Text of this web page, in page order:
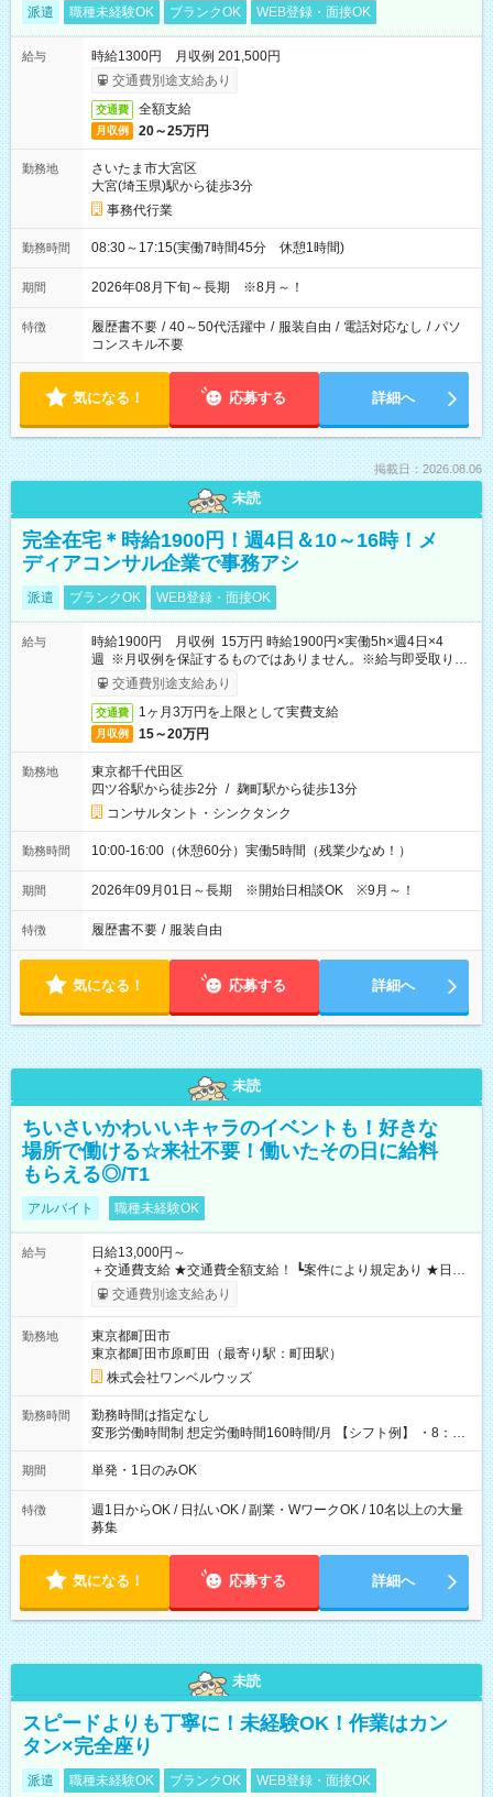
派遣 職種未経験OK ブランクOK WEB登録・面接OK
給与
時給1300円 月収例 201,500円
交通費別途支給あり
交通費 全額支給
月収例 20～25万円
勤務地
さいたま市大宮区
大宮(埼玉県)駅から徒歩3分
事務代行業
勤務時間 08:30～17:15(実働7時間45分 休憩1時間)
期間 2026年08月下旬～長期 ※8月～！
特徴 履歴書不要 / 40～50代活躍中 / 服装自由 / 電話対応なし / パソ
コンスキル不要
気になる！ 応募する 詳細へ
掲載日：2026.08.06
未読
完全在宅＊時給1900円！週4日＆10～16時！メ
ディアコンサル企業で事務アシ
派遣 ブランクOK WEB登録・面接OK
給与
時給1900円 月収例 15万円 時給1900円×実働5h×週4日×4
週 ※月収例を保証するものではありません。※給与即受取りサ
ービス利用可（利用条件有）
交通費別途支給あり
交通費 1ヶ月3万円を上限として実費支給
月収例 15～20万円
勤務地
東京都千代田区
四ツ谷駅から徒歩2分 / 麹町駅から徒歩13分
コンサルタント・シンクタンク
勤務時間 10:00-16:00（休憩60分）実働5時間（残業少なめ！）
期間 2026年09月01日～長期 ※開始日相談OK ※9月～！
特徴 履歴書不要 / 服装自由
気になる！ 応募する 詳細へ
未読
ちいさいかわいいキャラのイベントも！好きな
場所で働ける☆来社不要！働いたその日に給料
もらえる◎/T1
アルバイト 職種未経験OK
給与
日給13,000円～
＋交通費支給 ★交通費全額支給！ ┗案件により規定あり ★日払
いOK！（規定あり） ┗働いたその日に現金GET♪ お仕事後はコ
ンビニATMから 日払い分を引き落とせます！ 【試用期間】試
交通費別途支給あり
勤務地
東京都町田市
東京都町田市原町田（最寄り駅：町田駅）
株式会社ワンベルウッズ
勤務時間
勤務時間は指定なし
変形労働時間制 想定労働時間160時間/月 【シフト例】 ・8：00
～21：00
期間 単発・1日のみOK
特徴
週1日からOK / 日払いOK / 副業・WワークOK / 10名以上の大量
募集
気になる！ 応募する 詳細へ
未読
スピードよりも丁寧に！未経験OK！作業はカン
タン×完全座り
派遣 職種未経験OK ブランクOK WEB登録・面接OK